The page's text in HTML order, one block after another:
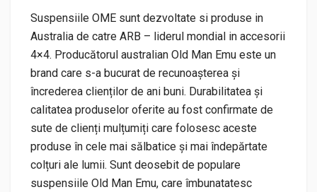
Suspensiile OME sunt dezvoltate si produse in
Australia de catre ARB – liderul mondial in accesorii
4×4. Producătorul australian Old Man Emu este un
brand care s-a bucurat de recunoașterea și
încrederea clienților de ani buni. Durabilitatea și
calitatea produselor oferite au fost confirmate de
sute de clienți mulțumiți care folosesc aceste
produse în cele mai sălbatice și mai îndepărtate
colțuri ale lumii. Sunt deosebit de populare
suspensiile Old Man Emu, care îmbunatatesc